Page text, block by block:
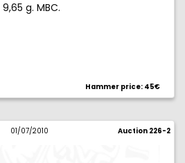
g. MBC.
Hammer price: 45€
01/07/2010 Auction 226-2